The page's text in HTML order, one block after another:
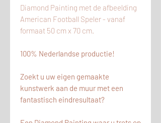
Diamond Painting met de afbeelding
American Football Speler - vanaf
formaat 50 cm x 70 cm.
100% Nederlandse productie!
Zoekt u uw eigen gemaakte
kunstwerk aan de muur met een
fantastisch eindresultaat?